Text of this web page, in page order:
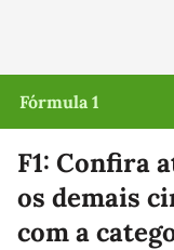
Fórmula 1
F1: Confira
os demais
com a